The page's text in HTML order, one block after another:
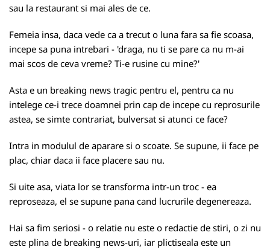
sau la restaurant si mai ales de ce.
Femeia insa, daca vede ca a trecut o luna fara sa fie scoasa,
incepe sa puna intrebari - 'draga, nu ti se pare ca nu m-ai
mai scos de ceva vreme? Ti-e rusine cu mine?'
Asta e un breaking news tragic pentru el, pentru ca nu
intelege ce-i trece doamnei prin cap de incepe cu reprosurile
astea, se simte contrariat, bulversat si atunci ce face?
Intra in modulul de aparare si o scoate. Se supune, ii face pe
plac, chiar daca ii face placere sau nu.
Si uite asa, viata lor se transforma intr-un troc - ea
reproseaza, el se supune pana cand lucrurile degenereaza.
Hai sa fim seriosi - o relatie nu este o redactie de stiri, o zi nu
este plina de breaking news-uri, iar plictiseala este un